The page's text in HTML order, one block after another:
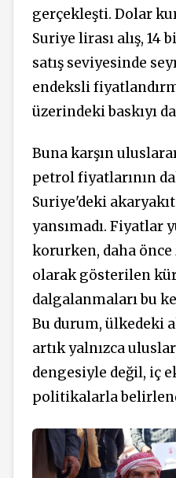
gerçekleşti. Dolar
Suriye lirası alış, 14
satış seviyesinde
endeksli
üzerindeki baskıyı
Buna karşın
petrol fiyatlarının
Suriye'deki
yansımadı. Fiyatlar
korurken, daha
olarak gösterilen
dalgalanmaları bu
Bu durum, ülkedeki
artık yalnızca
dengesiyle değil, iç
politikalarla